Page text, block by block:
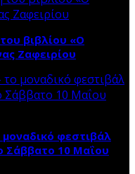
βιβλίου «Ο
Ζαφειρίου
μοναδικό φεστιβάλ
Σάββατο 10 Μαΐου